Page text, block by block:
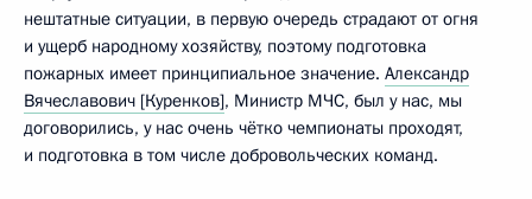
нештатные ситуации, в первую очередь страдают от огня
и ущерб народному хозяйству, поэтому подготовка
пожарных имеет принципиальное значение. Александр
Вячеславович [Куренков], Министр МЧС, был у нас, мы
договорились, у нас очень чётко чемпионаты проходят,
и подготовка в том числе добровольческих команд.